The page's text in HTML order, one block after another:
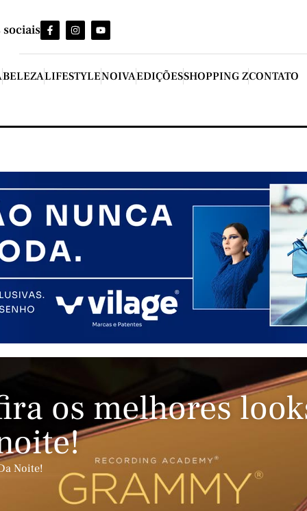
sociais
BELEZALIFESTYLENOIVAEDIÇÕESSHOPPING ZCONTATO
os melhores
Noite!